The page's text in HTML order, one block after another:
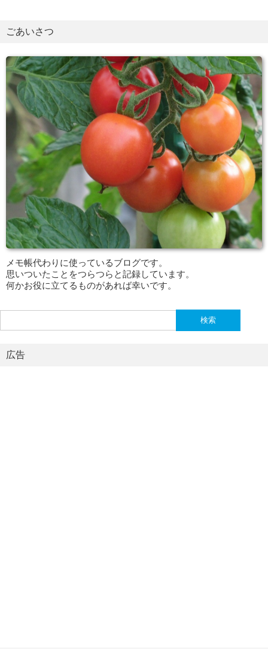
ごあいさつ
メモ帳代わりに使っているブログです。
思いついたことをつらつらと記録しています。
何かお役に立てるものがあれば幸いです。
索:
広告